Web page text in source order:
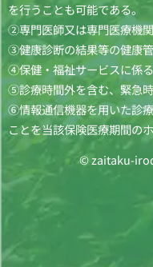
を行うことも可能である。
②専門医師又は専門医療機
③健康診断の結果等の健康
④保健・福祉サービスに係る
⑤診療時間外を含む、緊急
⑥情報通信機器を用いた診
ことを当該保険医療期間の
© zaitaku-